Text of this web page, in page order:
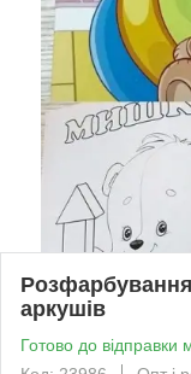
аркушів
Готово до відправки